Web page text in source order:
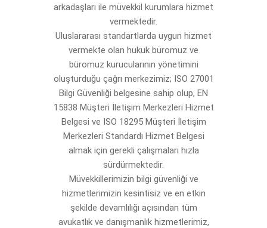
arkadaşları ile müvekkil kurumlara hizmet
vermektedir.
Uluslararası standartlarda uygun hizmet
vermekte olan hukuk büromuz ve
büromuz kurucularının yönetimini
oluşturduğu çağrı merkezimiz; ISO 27001
Bilgi Güvenliği belgesine sahip olup, EN
15838 Müşteri İletişim Merkezleri Hizmet
Belgesi ve ISO 18295 Müşteri İletişim
Merkezleri Standardı Hizmet Belgesi
almak için gerekli çalışmaları hızla
sürdürmektedir.
Müvekkillerimizin bilgi güvenliği ve
hizmetlerimizin kesintisiz ve en etkin
şekilde devamlılığı açısından tüm
avukatlık ve danışmanlık hizmetlerimiz,